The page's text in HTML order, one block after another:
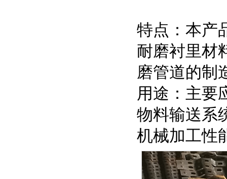
特点：本产
耐磨衬里材
磨管道的制
用途：主要
物料输送系
机械加工性